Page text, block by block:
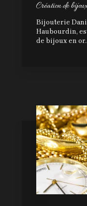
Création de
Bijouterie
Haubourdin,
de bijoux en